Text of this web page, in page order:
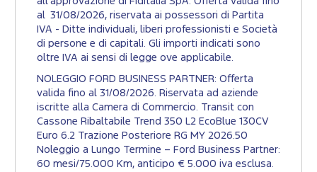
al 31/08/2026, riservata ai possessori di Partita
IVA - Ditte individuali, liberi professionisti e Società
di persone e di capitali. Gli importi indicati sono
oltre IVA ai sensi di legge ove applicabile.
NOLEGGIO FORD BUSINESS PARTNER: Offerta
valida fino al 31/08/2026. Riservata ad aziende
iscritte alla Camera di Commercio. Transit con
Cassone Ribaltabile Trend 350 L2 EcoBlue 130CV
Euro 6.2 Trazione Posteriore RG MY 2026.50
Noleggio a Lungo Termine – Ford Business Partner:
60 mesi/75.000 Km, anticipo € 5.000 iva esclusa.